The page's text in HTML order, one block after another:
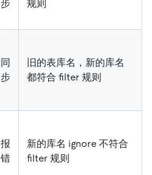
步 规则
同
步
旧的表库名，新的库名
都符合 filter 规则
报
错
新的库名 ignore 不符合
filter 规则